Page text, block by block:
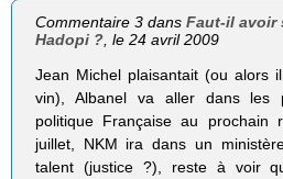
Commentaire 3 dansFaut-il avoir
Hadopi ? , le 24 avril 2009
Jean Michel plaisantait (ou alors
vin), Albanel va aller dans les
politique Française au prochain
juillet, NKM ira dans un
talent (justice ?), reste à voir